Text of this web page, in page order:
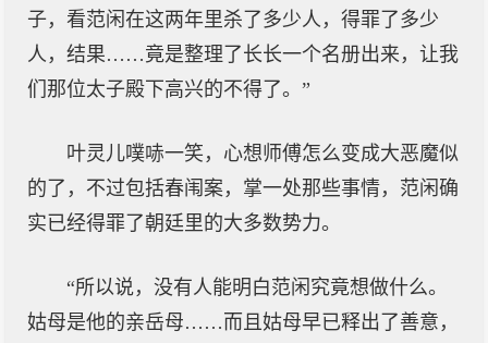
子，看范闲在这两年里杀了多少人，得罪了多少
人，结果……竟是整理了长长一个名册出来，让我
们那位太子殿下高兴的不得了。”
叶灵儿噗哧一笑，心想师傅怎么变成大恶魔似
的了，不过包括春闱案，掌一处那些事情，范闲确
实已经得罪了朝廷里的大多数势力。
“所以说，没有人能明白范闲究竟想做什么。
姑母是他的亲岳母……而且姑母早已释出了善意，